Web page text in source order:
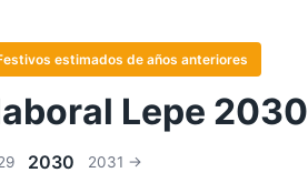
estimados de años anteriores
Lepe 2030
2030 2031 →